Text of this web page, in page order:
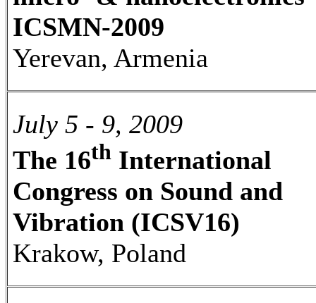
ICSMN-2009
Yerevan, Armenia
July 5 - 9, 2009
The 16th International
Congress on Sound and
Vibration (ICSV16)
Krakow, Poland